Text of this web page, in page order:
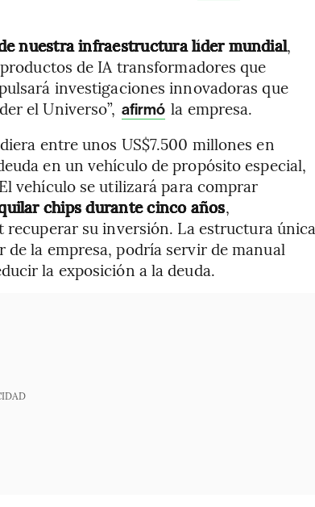
nuestra infraestructura líder mundial,
de IA transformadores que
investigaciones innovadoras que
el Universo”, afirmó la empresa.
entre unos US$7.500 millones en
en un vehículo de propósito especial,
vehículo se utilizará para comprar
chips durante cinco años,
su inversión. La estructura única
de la empresa, podría servir de manual
la exposición a la deuda.